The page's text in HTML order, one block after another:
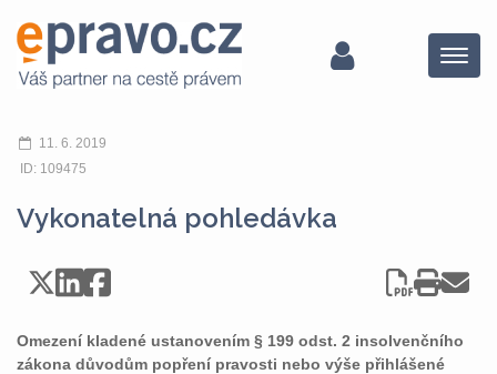
Menu
11. 6. 2019
ID: 109475
Vykonatelná pohledávka
Omezení kladené ustanovením § 199 odst. 2 insolvenčního
zákona důvodům popření pravosti nebo výše přihlášené